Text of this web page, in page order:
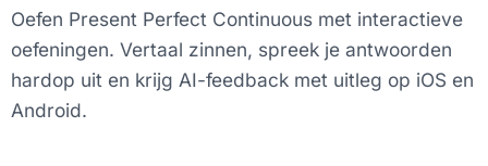
Oefen Present Perfect Continuous met interactieve
oefeningen. Vertaal zinnen, spreek je antwoorden
hardop uit en krijg AI-feedback met uitleg op iOS en
Android.